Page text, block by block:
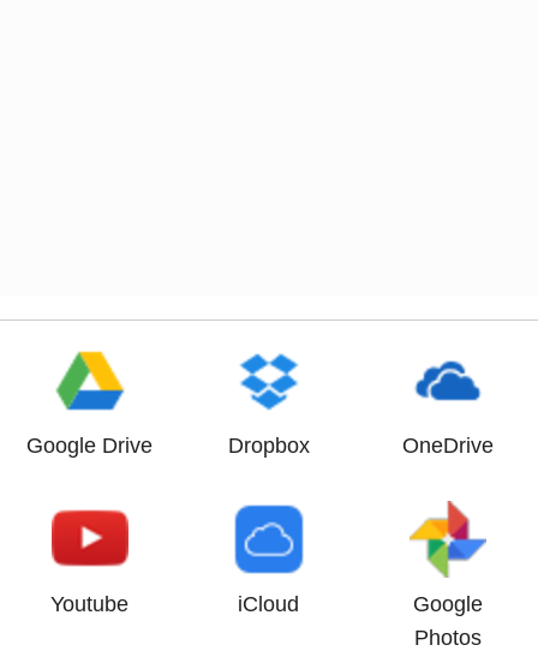
Google Drive
Youtube
Dropbox
iCloud
OneDrive
Google
Photos